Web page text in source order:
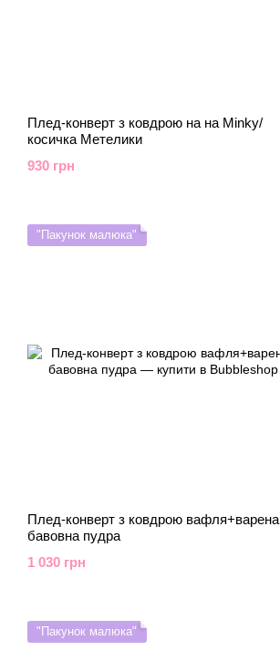
Плед-конверт з ковдрою на на Minky/
косичка Метелики
930 грн
"Пакунок малюка"
Плед-конверт з ковдрою вафля+варена
бавовна пудра
1 030 грн
"Пакунок малюка"